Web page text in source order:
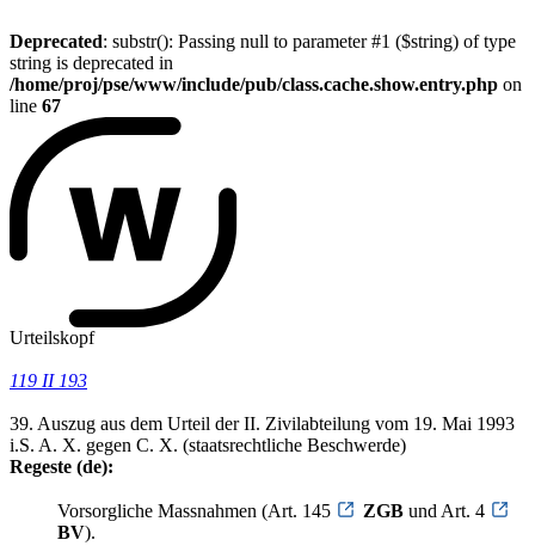
Deprecated: substr(): Passing null to parameter #1 ($string) of type
string is deprecated in
/home/proj/pse/www/include/pub/class.cache.show.entry.php on
line 67
Urteilskopf
119 II 193
39. Auszug aus dem Urteil der II. Zivilabteilung vom 19. Mai 1993
i.S. A. X. gegen C. X. (staatsrechtliche Beschwerde)
Regeste (de):
Vorsorgliche Massnahmen (Art. 145 ZGB und Art. 4
BV).